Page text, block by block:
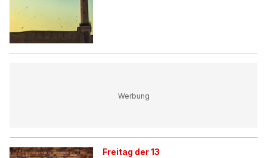
Freitag der 13